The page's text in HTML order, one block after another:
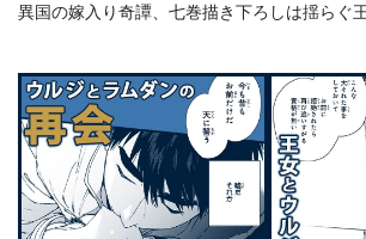
異国の嫁入り奇譚、七巻描き下ろしは揺らぐ